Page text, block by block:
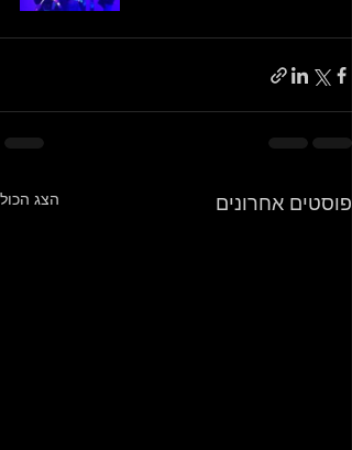
פוסטים אחרונים הצג הכול